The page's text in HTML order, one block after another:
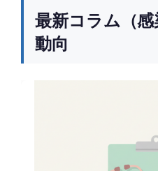
最新コラム（
動向